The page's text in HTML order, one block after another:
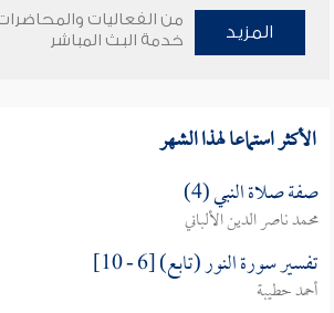
المزيد
من الفعاليات
خدمة البث المباشر
الأكثر استماعا لهذا الشهر
صفة صلاة النبي (4)
محمد ناصر الدين الألباني
تفسير سورة النور (تابع) [6 - 10]
أحمد حطيبة